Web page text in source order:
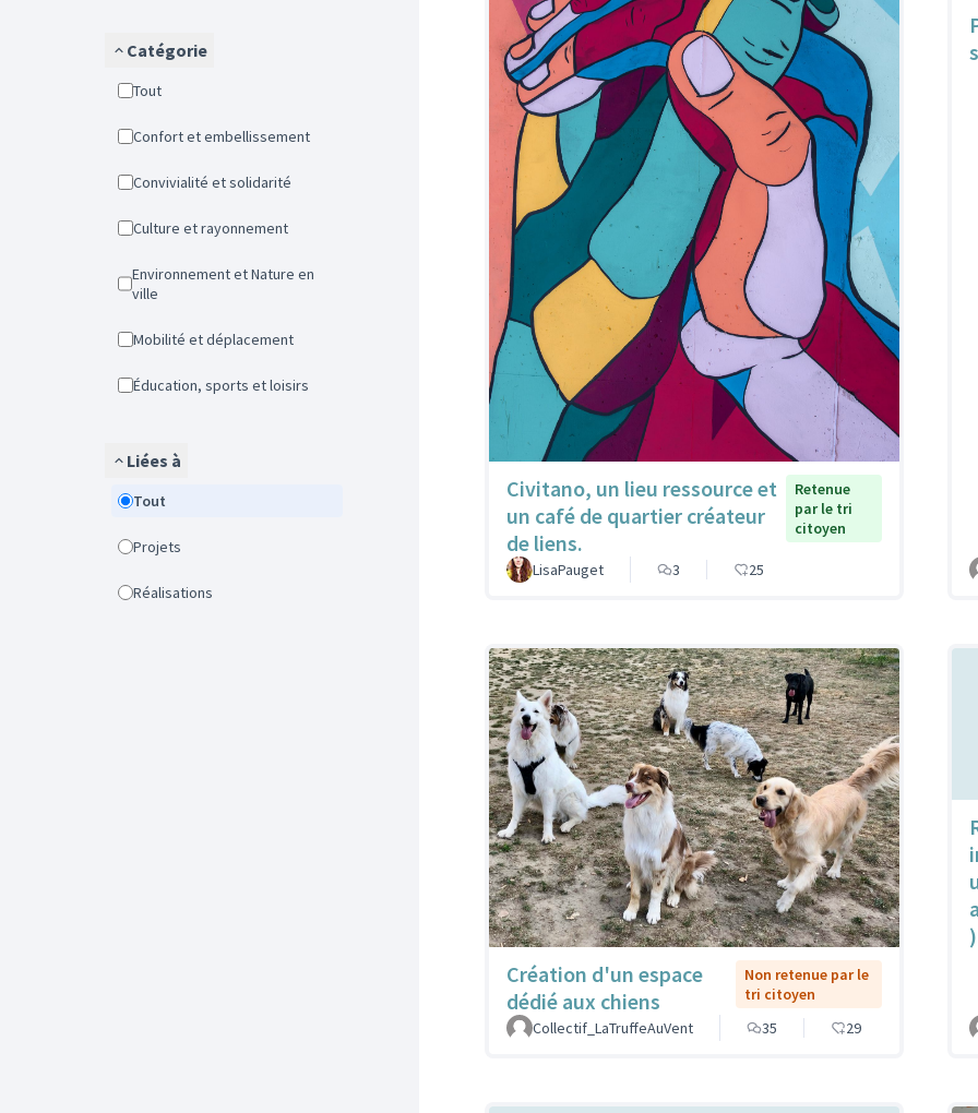
Catégorie
Tout
Confort et embellissement
Convivialité et solidarité
Culture et rayonnement
Environnement et Nature en
ville
Mobilité et déplacement
Éducation, sports et loisirs
Liées à
Tout
Projets
Réalisations
Civitano, un lieu ressource et
un café de quartier créateur
de liens.
Retenue
par le tri
citoyen
LisaPauget 3 25
Création d'un espace
dédié aux chiens
Non retenue par le
tri citoyen
Collectif_LaTruffeAuVent
35 29
)